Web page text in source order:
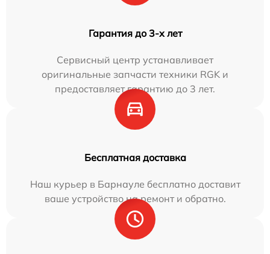
Гарантия до 3-х лет
Сервисный центр устанавливает
оригинальные запчасти техники RGK и
предоставляет гарантию до 3 лет.
Бесплатная доставка
Наш курьер в Барнауле бесплатно доставит
ваше устройство на ремонт и обратно.